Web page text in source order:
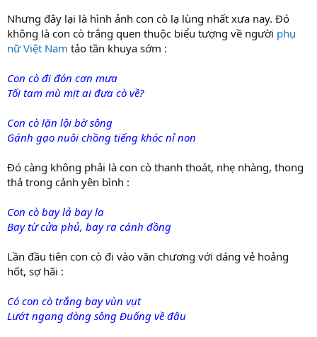
Nhưng đây lại là hình ảnh con cò lạ lùng nhất xưa nay. Đó
không là con cò trắng quen thuộc biểu tượng về người phụ
nữ Việt Nam tảo tần khuya sớm :
Con cò đi đón cơn mưa
Tối tam mù mịt ai đưa cò về?
Con cò lặn lội bờ sông
Gánh gạo nuôi chồng tiếng khóc nỉ non
Đó càng không phải là con cò thanh thoát, nhẹ nhàng, thong
thả trong cảnh yên bình :
Con cò bay lả bay la
Bay từ cửa phủ, bay ra cánh đồng
Lần đầu tiên con cò đi vào văn chương với dáng vẻ hoảng
hốt, sợ hãi :
Có con cò trắng bay vùn vụt
Lướt ngang dòng sông Đuống về đâu